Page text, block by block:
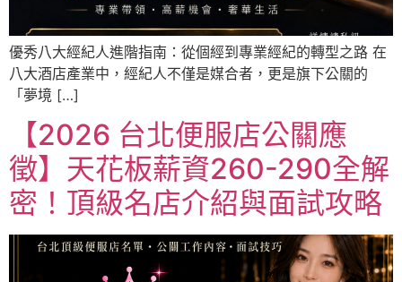
優秀八大經紀人進階指南：從個經到專業經紀的轉型之路 在
八大酒店產業中，經紀人不僅是媒合者，更是旗下公關的
「夢境 […]
【2026 台北便服店公關應
徵】天花板薪資260-290全解
密！頂級名店介紹與面試攻略